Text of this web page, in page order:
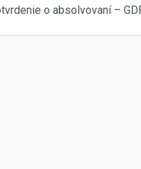
o absolvovaní –